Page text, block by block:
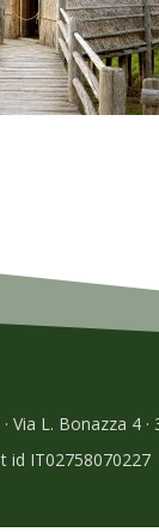
Via L. Bonazza 4
id IT02758070227